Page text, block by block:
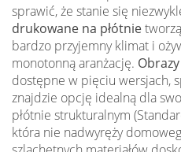
sprawić, że stanie się
drukowane na płótnie
bardzo przyjemny klimat i
monotonną aranżację.
dostępne w pięciu wersjach,
znajdzie opcję idealną dla
płótnie strukturalnym
która nie nadwyręży